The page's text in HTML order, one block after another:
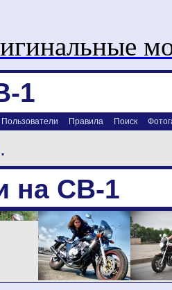
1
Пользователи Правила Поиск
на CB-1